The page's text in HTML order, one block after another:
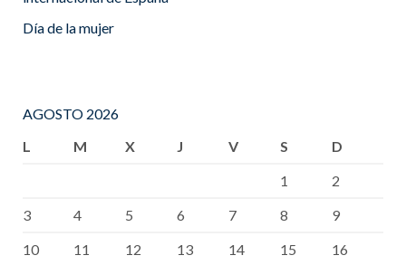
Día de la mujer
AGOSTO 2026
L
M X J V S
D
1
2
3
4 5 6 7 8
9
10
11 12 13 14 15
16